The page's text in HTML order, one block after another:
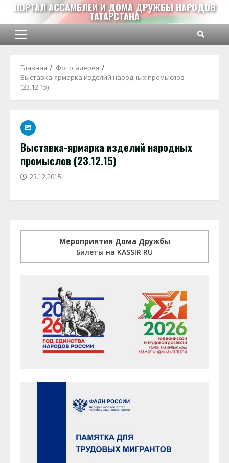
Перейти
содержимому
ПОРТАЛ АССАМБЛЕИ И ДОМА ДРУЖБЫ НАРОДОВ
ТАТАРСТАНА
Основное
Главная
Фотогалерея
Выставка-ярмарка изделий народных промыслов
(23.12.15)
Выставка-ярмарка изделий народных
промыслов (23.12.15)
23.12.2015
Мероприятия Дома Дружбы
Билеты на KASSIR RU